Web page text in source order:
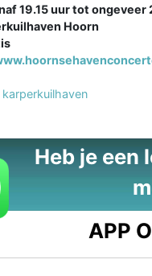
19.15 uur tot ongeveer
Hoorn
karperkuilhaven
Heb je een
APP